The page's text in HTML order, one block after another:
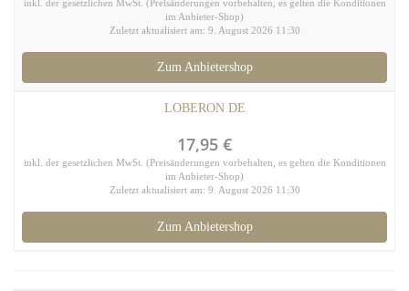
inkl. der gesetzlichen MwSt. (Preisänderungen vorbehalten, es gelten die Konditionen
im Anbieter-Shop)
Zuletzt aktualisiert am: 9. August 2026 11:30
Zum Anbietershop
LOBERON DE
17,95 €
inkl. der gesetzlichen MwSt. (Preisänderungen vorbehalten, es gelten die Konditionen
im Anbieter-Shop)
Zuletzt aktualisiert am: 9. August 2026 11:30
Zum Anbietershop